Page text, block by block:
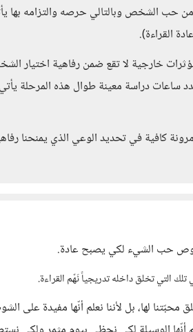
حب الشخص وبالتالي حرصه والتزامه بها
القراءة).
خارجية لا تقع ضمن رفاهية اختيار
ساعات دراسة معينة طوال هذه المرحلة
كافية في تحديد الوعي الذي يمنحنا
حب الشيء لكي يصبح عادة.
التي تخلق داخله تدريجياً نَهّم القراءة.
لها، بل لأننا نعلم أنّها مفيدة على